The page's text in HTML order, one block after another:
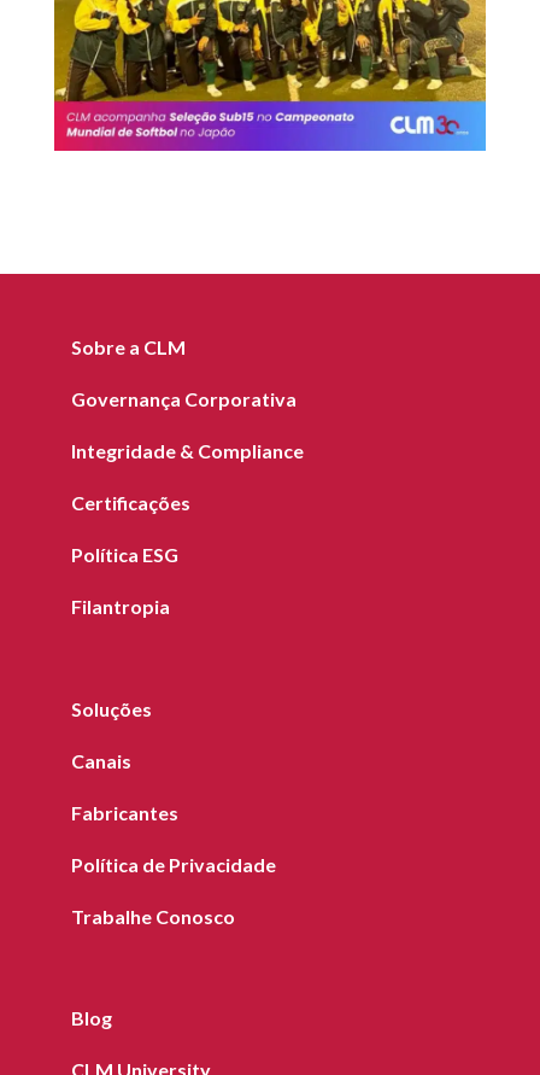
Sobre a CLM
Governança Corporativa
Integridade & Compliance
Certificações
Política ESG
Filantropia
Soluções
Canais
Fabricantes
Política de Privacidade
Trabalhe Conosco
Blog
CLM University